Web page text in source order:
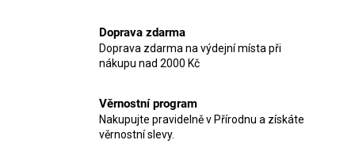
Doprava zdarma
Doprava zdarma na výdejní místa při
nákupu nad 2000 Kč
Věrnostní program
Nakupujte pravidelně v Přírodnu a získáte
věrnostní slevy.